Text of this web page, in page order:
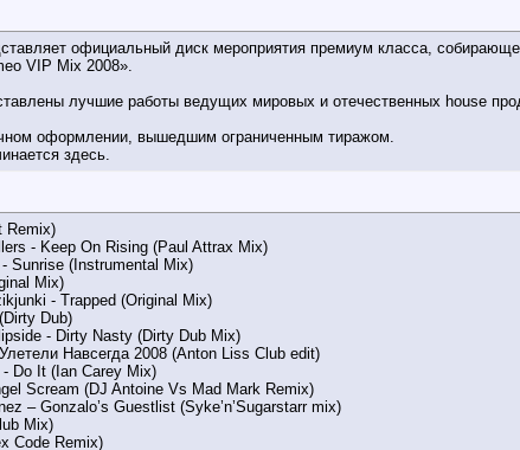
официальный диск мероприятия премиум класса,
VIP Mix 2008».
лучшие работы ведущих мировых и отечественных house
оформлении, вышедшим ограниченным тиражом.
здесь.
Remix)
- Keep On Rising (Paul Attrax Mix)
Sunrise (Instrumental Mix)
Mix)
- Trapped (Original Mix)
Dub)
- Dirty Nasty (Dirty Dub Mix)
Навсегда 2008 (Anton Liss Club edit)
Do It (Ian Carey Mix)
Scream (DJ Antoine Vs Mad Mark Remix)
– Gonzalo’s Guestlist (Syke’n’Sugarstarr mix)
Mix)
Code Remix)